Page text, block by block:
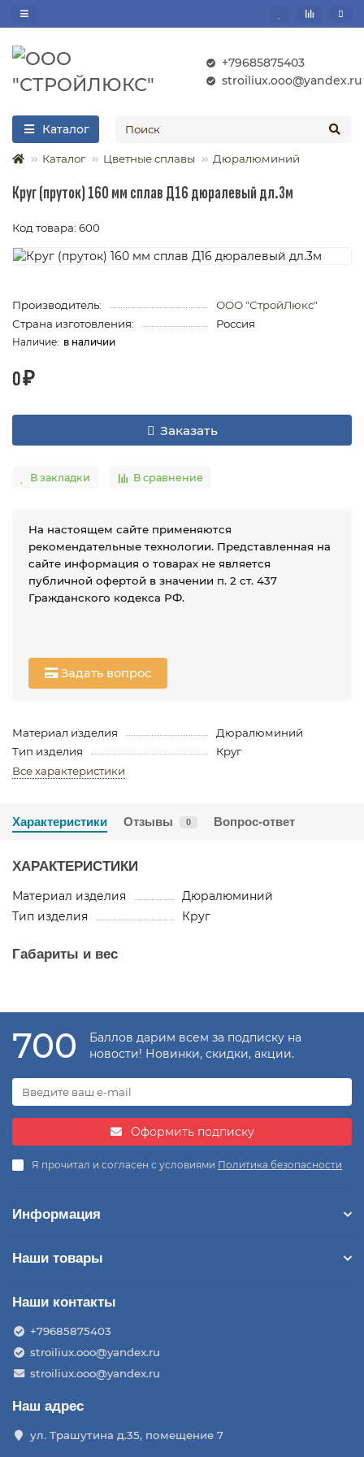
+79685875403
stroiliux.ooo@yandex.ru
Каталог
Каталог Цветные сплавы Дюралюминий
Круг (пруток) 160 мм сплав Д16 дюралевый дл.3м
Код товара: 600
Производитель:
ООО "СтройЛюкс"
Страна изготовления:
Россия
в наличии
0 ₽
Заказать
В закладки В сравнение
На настоящем сайте применяются
рекомендательные технологии. Представленная на
сайте информация о товарах не является
публичной офертой в значении п. 2 ст. 437
Гражданского кодекса РФ.
Задать вопрос
Материал изделия
Дюралюминий
Тип изделия
Круг
Все характеристики
Характеристики Отзывы 0 Вопрос-ответ
ХАРАКТЕРИСТИКИ
Материал изделия
Дюралюминий
Тип изделия
Круг
Габариты и вес
700
Баллов дарим всем за подписку на
новости! Новинки, скидки, акции.
Оформить подписку
Я прочитал и согласен с условиями Политика безопасности
Информация
Наши товары
Наши контакты
+79685875403
stroiliux.ooo@yandex.ru
stroiliux.ooo@yandex.ru
Наш адрес
ул. Трашутина д.35, помещение 7